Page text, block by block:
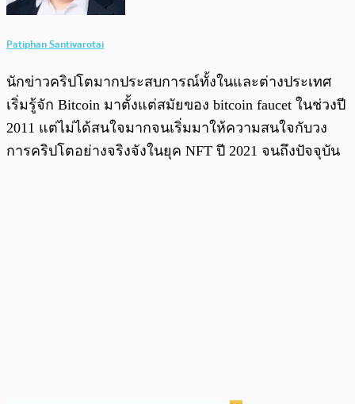
Patiphan Santivarotai
นักข่าวคริปโตมากประสบการณ์ทั้งในและต่างประเทศ
เริ่มรู้จัก Bitcoin มาตั้งแต่สมัยของ bitcoin faucet ในช่วงปี
2011 แต่ไม่ได้สนใจมากจนเริ่มมาให้ความสนใจกับวง
การคริปโตอย่างจริงจังในยุค NFT ปี 2021 จนถึงปัจจุบัน